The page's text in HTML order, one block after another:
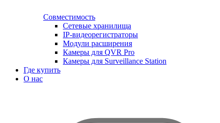
Совместимость
Сетевые хранилища
IP-видеорегистраторы
Модули расширения
Камеры для QVR Pro
Камеры для Surveillance Station
Где купить
О нас